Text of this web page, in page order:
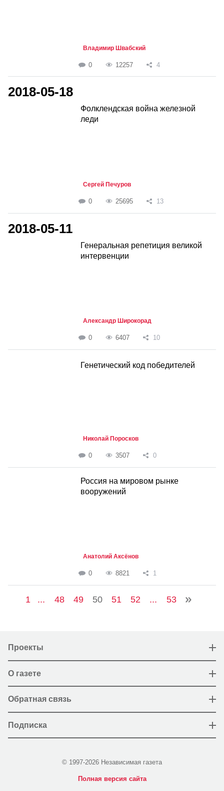
Владимир Швабский
0 12257 4
2018-05-18
Фолклендская война железной
леди
Сергей Печуров
0 25695 13
2018-05-11
Генеральная репетиция великой
интервенции
Александр Широкорад
0 6407 10
Генетический код победителей
Николай Поросков
0 3507 0
Россия на мировом рынке
вооружений
Анатолий Аксёнов
0 8821 1
1 ... 48 49 50 51 52 ... 53
Проекты
О газете
Обратная связь
Подписка
© 1997-2026 Независимая газета
Полная версия сайта